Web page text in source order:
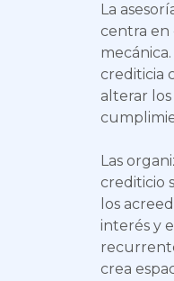
La
centra en
crediticia
alterar
Las
crediticio
los
interés y
crea